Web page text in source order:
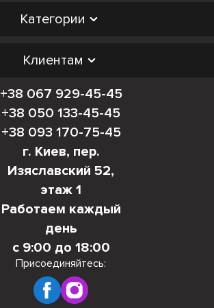
Категории
Клиентам
+38 067 929-45-45
+38 050 133-45-45
+38 093 170-75-45
г. Киев, пер.
Изяславский 52,
этаж 1
Работаем каждый
день
с 9:00 до 18:00
Присоединяйтесь: